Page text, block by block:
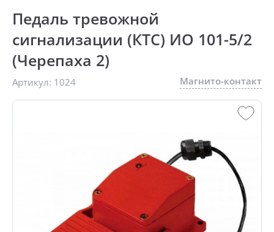
Педаль тревожной
сигнализации (КТС) ИО 101-5/2
(Черепаха 2)
Артикул: 1024 Магнито-контакт